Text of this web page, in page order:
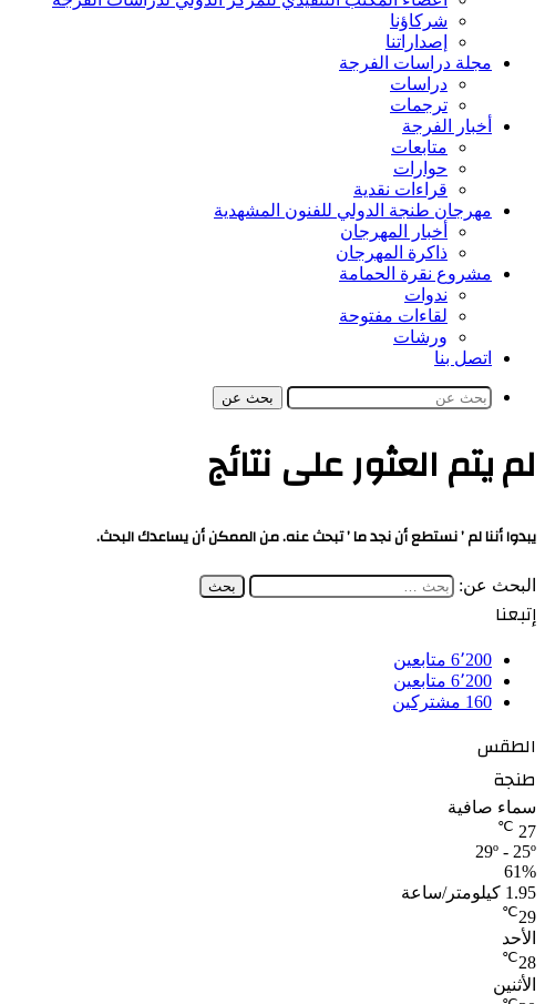
شركاؤنا
إصداراتنا
مجلة دراسات الفرجة
دراسات
ترجمات
أخبار الفرجة
متابعات
حوارات
قراءات نقدية
مهرجان طنجة الدولي للفنون المشهدية
أخبار المهرجان
ذاكرة المهرجان
مشروع نقرة الحمامة
ندوات
لقاءات مفتوحة
ورشات
اتصل بنا
بحث عن
لم يتم العثور على نتائج
يبدوا أننا لم ’ نستطع أن نجد ما ’ تبحث عنه. من الممكن أن يساعدك البحث.
البحث عن:
إتبعنا
6٬200 متابعين
6٬200 متابعين
160 مشتركين
الطقس
طنجة
سماء صافية
27
℃
29º - 25º
61%
1.95 كيلومتر/ساعة
29
℃
الأحد
28
℃
الأثنين